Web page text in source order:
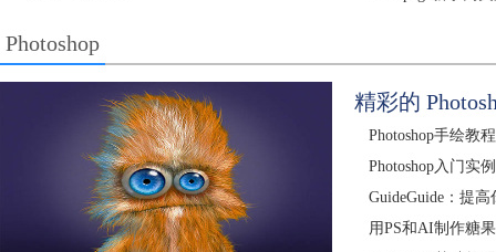
Photoshop
精彩的
Photoshop手绘教
Photoshop入门实
GuideGuide：提
用PS和AI制作糖